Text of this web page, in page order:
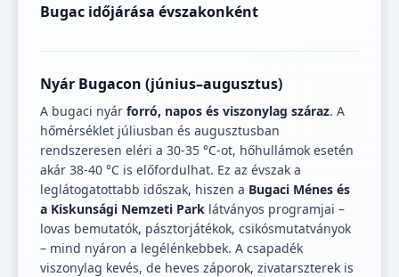
Bugac időjárása évszakonként
Nyár Bugacon (június–augusztus)
A bugaci nyár forró, napos és viszonylag száraz. A
hőmérséklet júliusban és augusztusban
rendszeresen eléri a 30-35 °C-ot, hőhullámok esetén
akár 38-40 °C is előfordulhat. Ez az évszak a
leglátogatottabb időszak, hiszen a Bugaci Ménes és
a Kiskunsági Nemzeti Park látványos programjai –
lovas bemutatók, pásztorjátékok, csikósmutatványok
– mind nyáron a legélénkebbek. A csapadék
viszonylag kevés, de heves záporok, zivatarszterek is